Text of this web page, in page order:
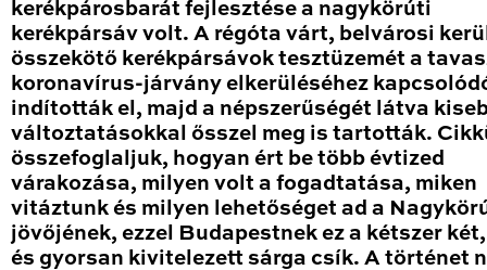
kerékpárosbarát fejlesztése a nagykörúti
kerékpársáv volt. A régóta várt, belvárosi
összekötő kerékpársávok tesztüzemét a
koronavírus-járvány elkerüléséhez
indították el, majd a népszerűségét látva
változtatásokkal ősszel meg is tartották.
összefoglaljuk, hogyan ért be több évtized
várakozása, milyen volt a fogadtatása, miken
vitáztunk és milyen lehetőséget ad a
jövőjének, ezzel Budapestnek ez a kétszer
és gyorsan kivitelezett sárga csík. A történet